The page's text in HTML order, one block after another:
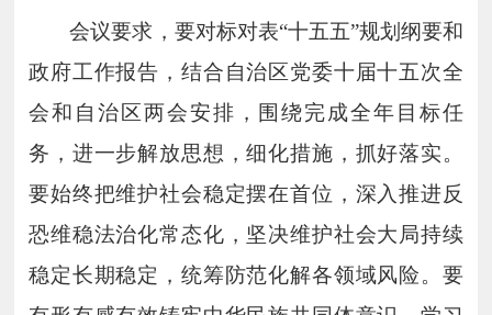
会议要求，要对标对表“十五五”规划纲要和
政府工作报告，结合自治区党委十届十五次全
会和自治区两会安排，围绕完成全年目标任
务，进一步解放思想，细化措施，抓好落实。
要始终把维护社会稳定摆在首位，深入推进反
恐维稳法治化常态化，坚决维护社会大局持续
稳定长期稳定，统筹防范化解各领域风险。要